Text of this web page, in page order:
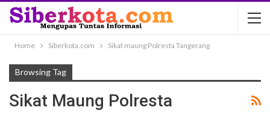
Home Siberkota.com Sikat maung Polresta Tangerang
Browsing Tag
Sikat Maung Polresta